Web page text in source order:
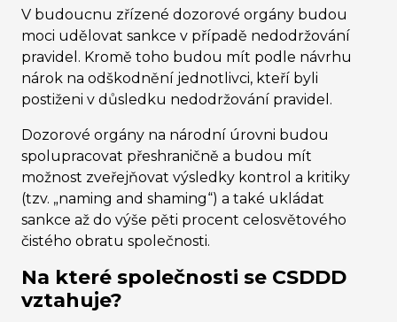
V budoucnu zřízené dozorové orgány budou
moci udělovat sankce v případě nedodržování
pravidel. Kromě toho budou mít podle návrhu
nárok na odškodnění jednotlivci, kteří byli
postiženi v důsledku nedodržování pravidel.
Dozorové orgány na národní úrovni budou
spolupracovat přeshraničně a budou mít
možnost zveřejňovat výsledky kontrol a kritiky
(tzv. „naming and shaming“) a také ukládat
sankce až do výše pěti procent celosvětového
čistého obratu společnosti.
Na které společnosti se CSDDD
vztahuje?